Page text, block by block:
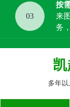
03
按
来
务
多年